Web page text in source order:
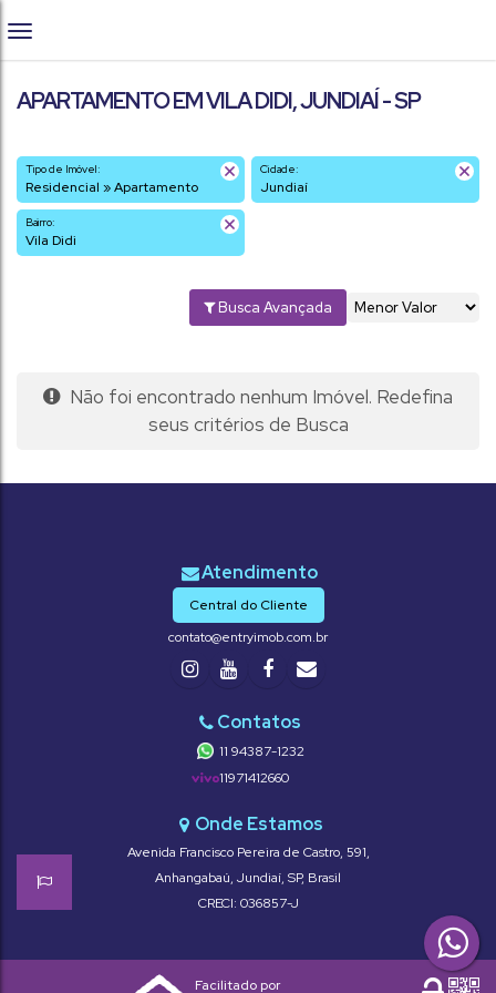
APARTAMENTO EM VILA DIDI, JUNDIAÍ - SP
Tipo de Imóvel:
Residencial » Apartamento
Cidade:
Jundiaí
Bairro:
Vila Didi
Busca Avançada
Não foi encontrado nenhum Imóvel. Redefina
seus critérios de Busca
Central do Cliente
contato@entryimob.com.br
11 94387-1232
11971412660
Avenida Francisco Pereira de Castro, 591,
Anhangabaú, Jundiaí, SP, Brasil
CRECI: 036857-J